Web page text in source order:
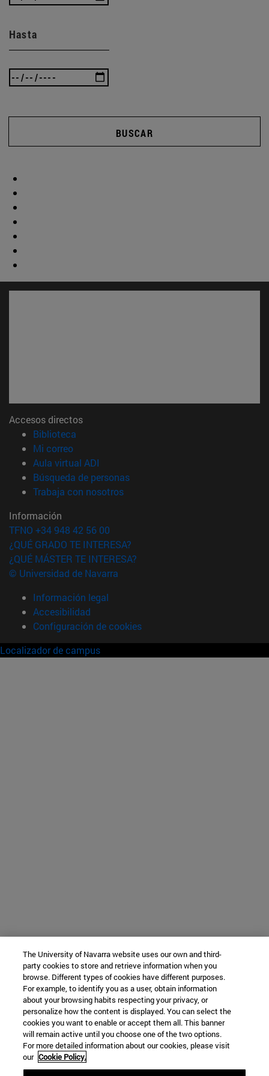
Hasta
BUSCAR
Accesos directos
Biblioteca
Mi correo(abre en nueva ventana)
Aula virtual ADI
Búsqueda de personas(abre en nueva ventana)
Trabaja con nosotros(abre en nueva ventana)
Información
TFNO +34 948 42 56 00
¿QUÉ GRADO TE INTERESA?
¿QUÉ MÁSTER TE INTERESA?
© Universidad de Navarra
Información legal
Accesibilidad
Configuración de cookies
Localizador de campus
The University of Navarra website uses our own and third-
party cookies to store and retrieve information when you
browse. Different types of cookies have different purposes.
For example, to identify you as a user, obtain information
about your browsing habits respecting your privacy, or
personalize how the content is displayed. You can select the
cookies you want to enable or accept them all. This banner
will remain active until you choose one of the two options.
For more detailed information about our cookies, please visit
our Cookie Policy.